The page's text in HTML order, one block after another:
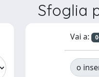
Sfoglia
Vai a:
o